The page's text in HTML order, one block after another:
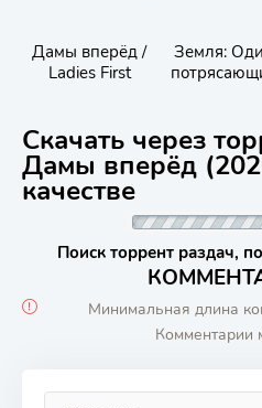
Дамы вперёд /
Ladies First
Земля:
Скачать через
Дамы вперёд
качестве
Поиск торрент раздач,
Минимальная длина
Комментарии